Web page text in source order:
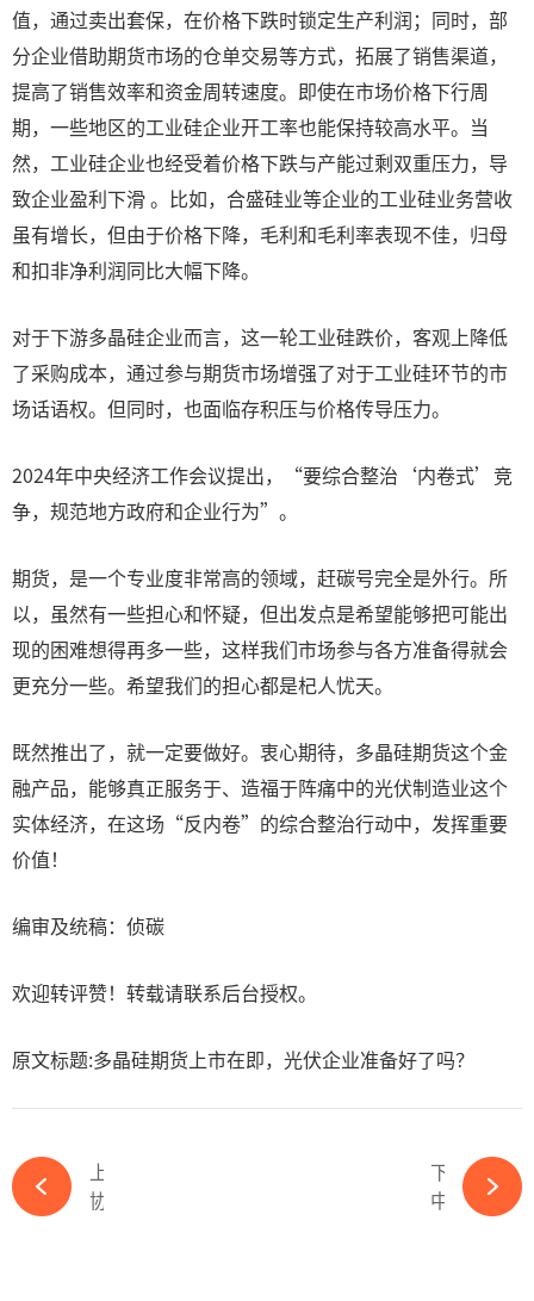
值，通过卖出套保，在价格下跌时锁定生产利润；同时，部
分企业借助期货市场的仓单交易等方式，拓展了销售渠道，
提高了销售效率和资金周转速度。即使在市场价格下行周
期，一些地区的工业硅企业开工率也能保持较高水平。当
然，工业硅企业也经受着价格下跌与产能过剩双重压力，导
致企业盈利下滑 。比如，合盛硅业等企业的工业硅业务营收
虽有增长，但由于价格下降，毛利和毛利率表现不佳，归母
和扣非净利润同比大幅下降。
对于下游多晶硅企业而言，这一轮工业硅跌价，客观上降低
了采购成本，通过参与期货市场增强了对于工业硅环节的市
场话语权。但同时，也面临存积压与价格传导压力。
2024年中央经济工作会议提出，“要综合整治‘内卷式’竞
争，规范地方政府和企业行为”。
期货，是一个专业度非常高的领域，赶碳号完全是外行。所
以，虽然有一些担心和怀疑，但出发点是希望能够把可能出
现的困难想得再多一些，这样我们市场参与各方准备得就会
更充分一些。希望我们的担心都是杞人忧天。
既然推出了，就一定要做好。衷心期待，多晶硅期货这个金
融产品，能够真正服务于、造福于阵痛中的光伏制造业这个
实体经济，在这场“反内卷”的综合整治行动中，发挥重要
价值！
编审及统稿：侦碳
欢迎转评赞！转载请联系后台授权。
原文标题:多晶硅期货上市在即，光伏企业准备好了吗？
下一篇
中国光伏行业协会，为何怒怼国电电力？-365wm完美体育官网